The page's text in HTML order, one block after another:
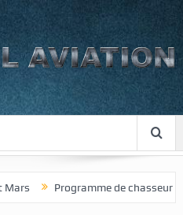
Programme de chasseur de